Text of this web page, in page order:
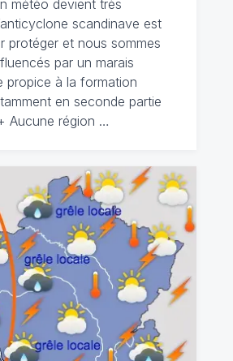
météo devient très
scandinave est
protéger et nous sommes
par un marais
propice à la formation
en seconde partie
Aucune région …